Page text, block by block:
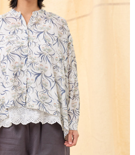
金額後，即可完成結帳。
繳費通知簡訊。
，點擊此簡訊中的連結，可透過四大超商／
行付款，方視為交易完成。
需立刻繳費，但若您需要取消訂單，請聯絡
取消之訂單仍視為有效，需透過AFTEE先享
享後付 」之結帳頁面顯示為準，若有關於
退款等相關疑問，請聯繫「AFTEE先享後付
support/home
司提供之「AFTEE先享後付」服務完成之交
供個人資料，並將交易相關給付款項請求債
。
瀏覽以下網址：
含以上)免運費
含以上)免運費
以上)免運費
下)
含以上)免運費
下)
含以上)免運費